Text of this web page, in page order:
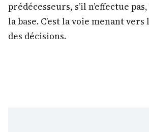
prédécesseurs, s’il n’effectue
la base. C’est la voie menant
des décisions.